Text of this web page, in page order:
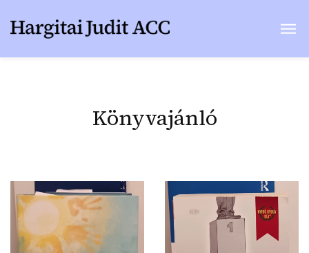
Könyvajánló